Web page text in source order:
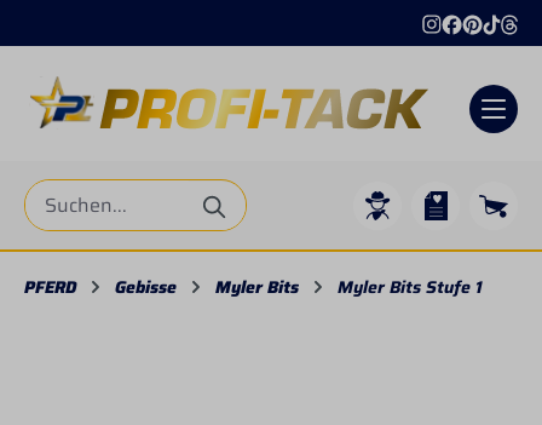
PFERD Gebisse Myler Bits Myler Bits Stufe 1